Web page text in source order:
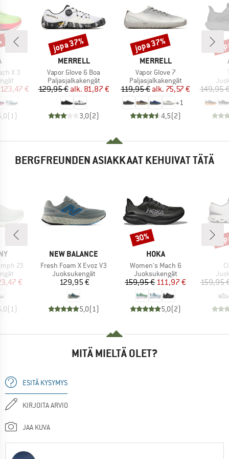
X 3
hinta
123,47 €
(1 )
MERKKI
MERRELL
Tuote
Vapor Glove 6 Boa
Tuoteryhmä
Paljasjalkakengät
Hinta
129,95 € Alennettu hinta
alk. 81,87 €
3,0(2)
Alennus
jopa 37%
MERKKI
MERRELL
Tuote
Vapor Glove 7
Tuoteryhmä
Paljasjalkakengät
Hinta
119,95 € Alennettu hinta
alk. 75,57 €
+1
4,5(2)
Alennus
jopa 37%
149,95
BERGFREUNDEN ASIAKKAAT KEHUIVAT TÄTÄ
23
hinta
€
(1)
MERKKI
NEW BALANCE
Tuote
Fresh Foam X Evoz V3
Tuoteryhmä
Juoksukengät
Hinta
129,95 €
5,0(1)
MERKKI
HOKA
Tuote
Women's Mach 6
Tuoteryhmä
Juoksukengät
Hinta
159,95 €Alennettu hinta
111,97 €
5,0(2)
Alennus
30%
159,95
MITÄ MIELTÄ OLET?
ESITÄ KYSYMYS
KIRJOITA ARVIO
JAA KUVA